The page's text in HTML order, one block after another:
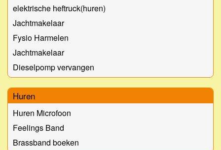
elektrische heftruck(huren)
Jachtmakelaar
Fysio Harmelen
Jachtmakelaar
Dieselpomp vervangen
Huren
Huren Microfoon
Feelings Band
Brassband boeken